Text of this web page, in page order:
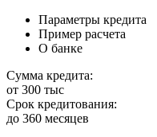
Параметры кредита
Пример расчета
О банке
Сумма кредита:
от 300 тыс
Срок кредитования:
до 360 месяцев